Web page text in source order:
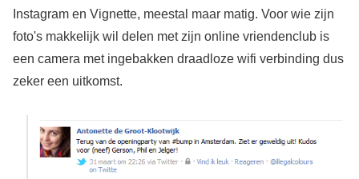
Instagram en Vignette, meestal maar matig. Voor wie zijn
foto's makkelijk wil delen met zijn online vriendenclub is
een camera met ingebakken draadloze wifi verbinding dus
zeker een uitkomst.